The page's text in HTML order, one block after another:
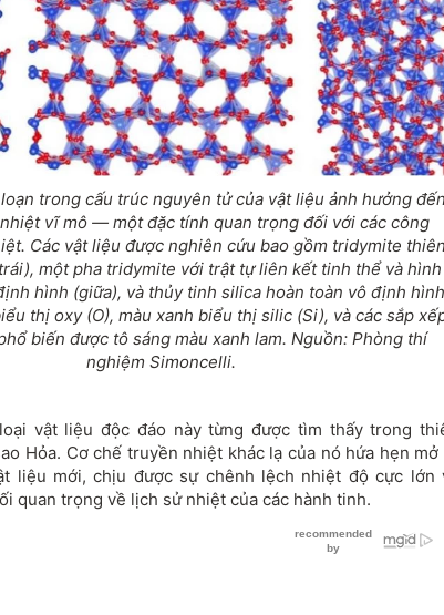
trong cấu trúc nguyên tử của vật liệu ảnh hưởng đến
vĩ mô — một đặc tính quan trọng đối với các công
Các vật liệu được nghiên cứu bao gồm tridymite thiên
một pha tridymite với trật tự liên kết tinh thể và hình
hình (giữa), và thủy tinh silica hoàn toàn vô định hình
thị oxy (O), màu xanh biểu thị silic (Si), và các sắp
biến được tô sáng màu xanh lam. Nguồn: Phòng thí
nghiệm Simoncelli.
vật liệu độc đáo này từng được tìm thấy trong
Hỏa. Cơ chế truyền nhiệt khác lạ của nó hứa hẹn mở
liệu mới, chịu được sự chênh lệch nhiệt độ cực lớn
quan trọng về lịch sử nhiệt của các hành tinh.